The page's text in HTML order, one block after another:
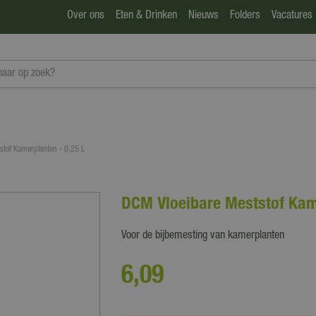
Kamerplanten - 0,25 L
Over ons Eten & Drinken Nieuws Folders Vacatures
DCM Vloeibare Meststof
Voor de bijbemesting van kamerplanten
6,09